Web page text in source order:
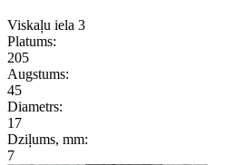
Viskaļu iela 3
Platums:
205
Augstums:
45
Diametrs:
17
Dziļums, mm:
7